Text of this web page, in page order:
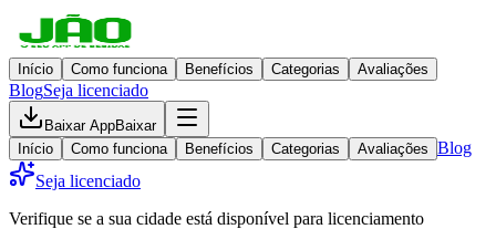
Início Como funciona Benefícios Categorias Avaliações
BlogSeja licenciado
Baixar AppBaixar
Início
Como funciona Benefícios Categorias Avaliações Blog
Seja licenciado
Verifique se a sua cidade está disponível para licenciamento